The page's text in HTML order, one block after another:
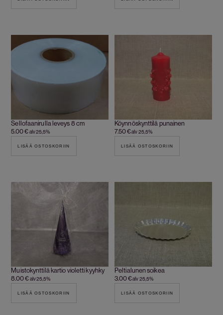
Sellofaanirulla leveys 8 cm
5.00€alv 25,5%
LISÄÄ OSTOSKORIIN
Köynnöskynttilä punainen
7.50€alv 25,5%
LISÄÄ OSTOSKORIIN
Muistokynttilä kartio violetti kyyhky
8.00€alv 25,5%
LISÄÄ OSTOSKORIIN
Peltialunen soikea
3.00€alv 25,5%
LISÄÄ OSTOSKORIIN